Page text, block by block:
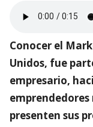
Conocer el
Unidos, fue
empresario,
presenten sus